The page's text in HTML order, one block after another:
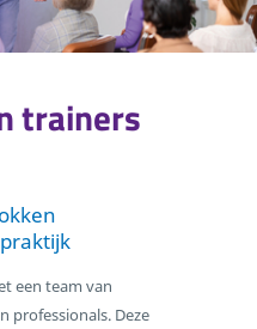
trainers
een team van
professionals. Deze